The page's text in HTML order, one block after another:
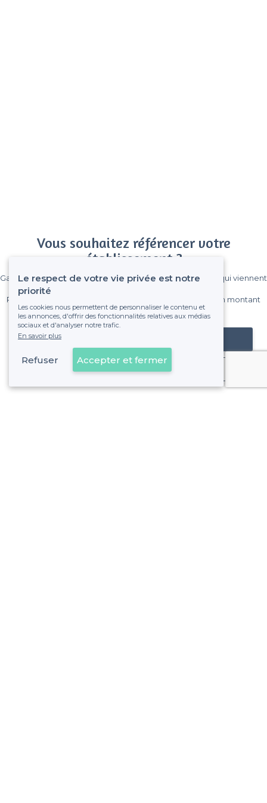
Vous souhaitez référencer votre
établissement ?
Gagnez de nombreux clients parmi le million de visiteurs qui viennent
Pas de commissions et sans engagement, vous payez un montant
fixe sans risque de voir déraper la facture.
Référencer mon établissement
Déjà client
Le respect de votre vie privée est notre
priorité
Les cookies nous permettent de personnaliser le contenu et
les annonces, d'offrir des fonctionnalités relatives aux médias
sociaux et d'analyser notre trafic.
En savoir plus
Refuser Accepter et fermer